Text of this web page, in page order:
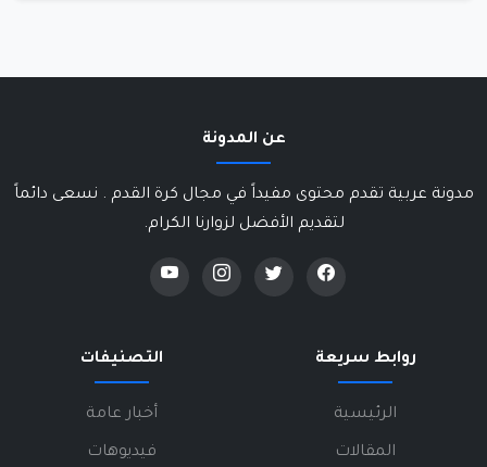
عن المدونة
مدونة عربية تقدم محتوى مفيداً في مجال كرة القدم . نسعى دائماً
لتقديم الأفضل لزوارنا الكرام.
روابط سريعة
الرئيسية
المقالات
التصنيفات
أخبار عامة
فيديوهات